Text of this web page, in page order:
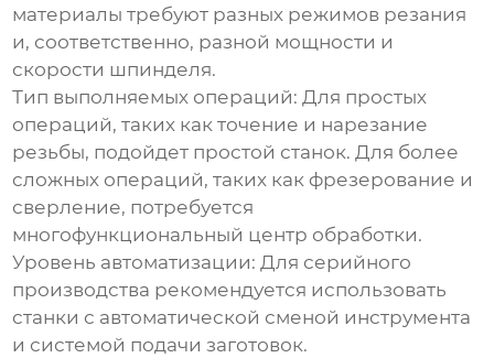
материалы требуют разных режимов резания
и, соответственно, разной мощности и
скорости шпинделя.
Тип выполняемых операций: Для простых
операций, таких как точение и нарезание
резьбы, подойдет простой станок. Для более
сложных операций, таких как фрезерование и
сверление, потребуется
многофункциональный центр обработки.
Уровень автоматизации: Для серийного
производства рекомендуется использовать
станки с автоматической сменой инструмента
и системой подачи заготовок.